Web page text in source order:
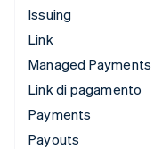
Issuing
Link
Managed Payments
Link di pagamento
Payments
Payouts